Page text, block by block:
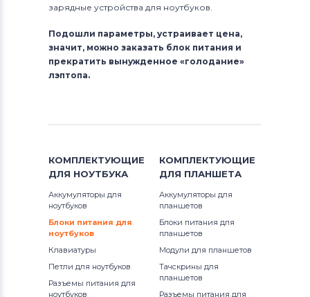
зарядные устройства для ноутбуков.
Подошли параметры, устраивает цена,
значит, можно заказать блок питания и
прекратить вынужденное «голодание»
лэптопа.
КОМПЛЕКТУЮЩИЕ
ДЛЯ НОУТБУКА
Аккумуляторы для
ноутбуков
Блоки питания для
ноутбуков
Клавиатуры
Петли для ноутбуков
Разъемы питания для
ноутбуков
КОМПЛЕКТУЮЩИЕ
ДЛЯ ПЛАНШЕТА
Аккумуляторы для
планшетов
Блоки питания для
планшетов
Модули для планшетов
Тачскрины для
планшетов
Разъемы питания для